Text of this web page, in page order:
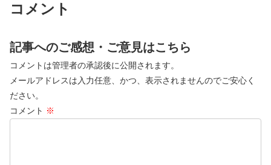
コメント
記事へのご感想・ご意見はこちら
コメントは管理者の承認後に公開されます。
メールアドレスは入力任意、かつ、表示されませんのでご安心く
ださい。
コメント ※